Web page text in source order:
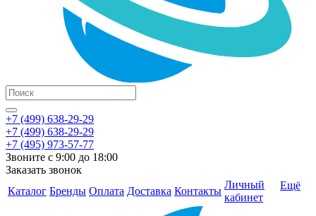
+7 (499) 638-29-29
+7 (499) 638-29-29
+7 (495) 973-57-77
Звоните с 9:00 до 18:00
Заказать звонок
Каталог Бренды Оплата Доставка Контакты
Личный
кабинет
Ещё